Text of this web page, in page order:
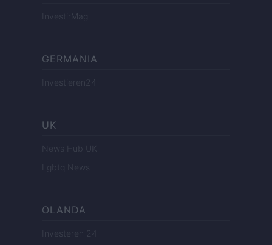
InvestirMag
GERMANIA
Investieren24
UK
News Hub UK
Lgbtq News
OLANDA
Investeren 24